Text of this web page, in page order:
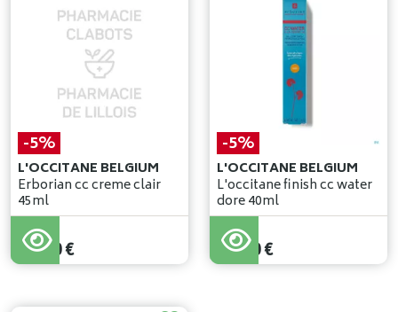
-5%
L'OCCITANE BELGIUM
Erborian cc creme clair
45ml
44,00
41,80€
-5%
L'OCCITANE BELGIUM
L'occitane finish cc water
dore 40ml
44,00
41,80€